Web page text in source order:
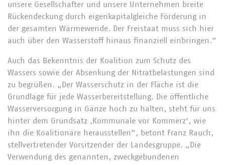
unsere Gesellschafter und unsere Unternehmen breite
Rückendeckung durch eigenkapitalgleiche Förderung in
der gesamten Wärmewende. Der Freistaat muss sich hier
auch über den Wasserstoff hinaus finanziell einbringen.“
Auch das Bekenntnis der Koalition zum Schutz des
Wassers sowie der Absenkung der Nitratbelastungen sind
zu begrüßen. „Der Wasserschutz in der Fläche ist die
Grundlage für jede Wasserbereitstellung. Die öffentliche
Wasserversorgung in Gänze hoch zu halten, steht für uns
hinter dem Grundsatz ‚Kommunale vor Kommerz‘, wie
ihn die Koalitionäre herausstellen“, betont Franz Rauch,
stellvertretender Vorsitzender der Landesgruppe. „Die
Verwendung des genannten, zweckgebundenen